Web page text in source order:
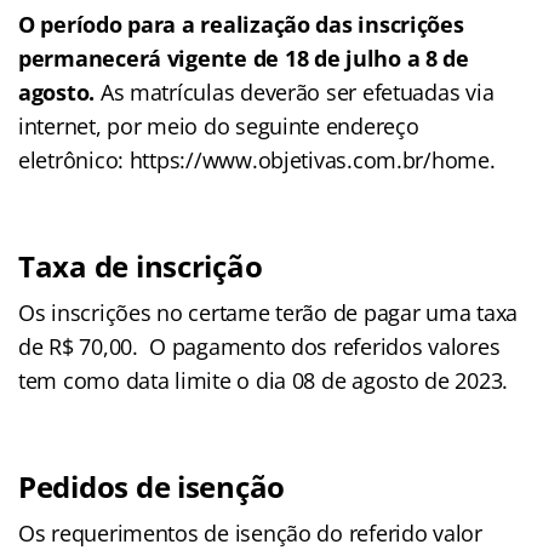
O período para a realização das inscrições
permanecerá vigente de 18 de julho a 8 de
agosto. As matrículas deverão ser efetuadas via
internet, por meio do seguinte endereço
eletrônico: https://www.objetivas.com.br/home.
Taxa de inscrição
Os inscrições no certame terão de pagar uma taxa
de R$ 70,00. O pagamento dos referidos valores
tem como data limite o dia 08 de agosto de 2023.
Pedidos de isenção
Os requerimentos de isenção do referido valor